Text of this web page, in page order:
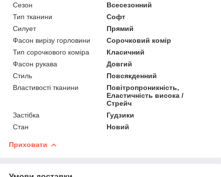
Сезон
Всесезонний
Тип тканини
Софт
Силует
Прямий
Фасон вирізу горловини
Сорочковий комір
Тип сорочкового коміра
Класичний
Фасон рукава
Довгий
Стиль
Повсякденний
Властивості тканини
Повітропроникність,
Еластичність висока /
Стрейч
Застібка
Гудзики
Стан
Новий
Приховати